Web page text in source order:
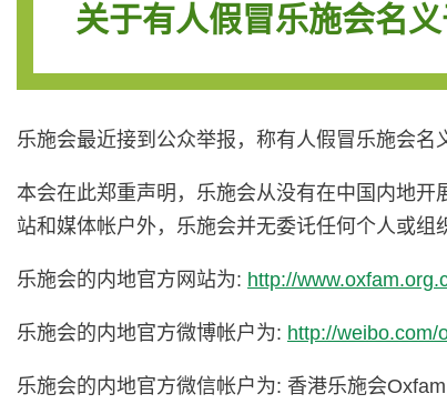
关于有人假冒乐施会名
乐施会最近接到公众举报，称有人假冒乐施会名
本会在此郑重声明，乐施会从没有在中国内地
站和媒体帐户外，乐施会并无委讬任何个人或组
乐施会的内地官方网站为: http://
乐施会的内地官方微博帐户为: http://weibo.com/
乐施会的内地官方微信帐户为: 香港乐施会